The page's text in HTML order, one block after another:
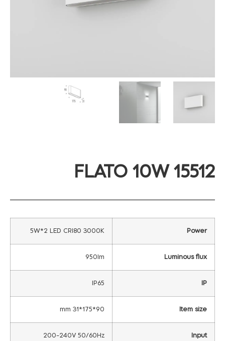
FLATO 10W 15512
Power
5W*2 LED CRI80 3000K
Luminous flux
950lm
IP
IP65
Item size
90*175*31 mm
Input
200-240V 50/60Hz